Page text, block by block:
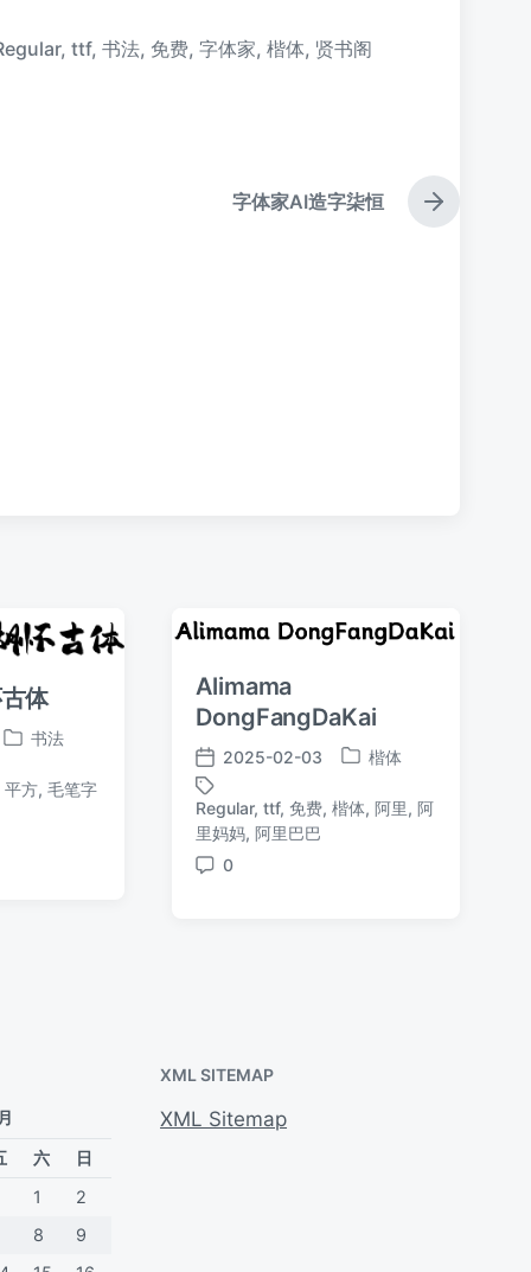
,ttf,书法, 免费,字体家,楷体, 贤书阁
下
篇
字体家AI造字柒恒
体
发
于
书法
平方,毛笔字
Alimama
DongFangDaKai
发
布
日
期
2025-02-03
发
于
楷体
标
签
Regular,ttf, 免费,楷体,阿里,阿
里妈妈,阿里巴巴
评
0
六
日
1
2
8
9
XML SITEMAP
XML Sitemap